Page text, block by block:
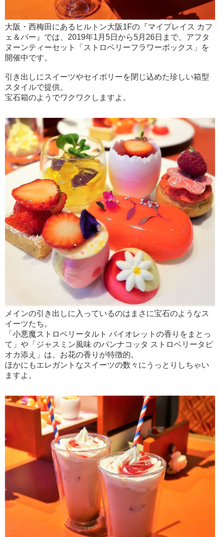
大阪・西梅田にあるヒルトン大阪1Fの『マイプレイス カフ
ェ＆バー』では、2019年1月5日から5月26日まで、アフタ
ヌーンティーセット「ストロベリーフラワーボックス」を
開催中です。
引き出しにスイーツやセイボリーを閉じ込めた珍しい箱型
スタイルで提供。
宝石箱のようでワクワクしますよ。
メインの引き出しに入っているのはまさに宝石のようなス
イーツたち。
「小悪魔ストロベリータルト バイオレットの香りをまとっ
て」や「ジャスミン風味 のパンナコッタ ストロベリータピ
オカ添え」は、お花の香りが特徴的。
ほかにもエレガントなスイーツの数々にうっとりしちゃい
ますよ。